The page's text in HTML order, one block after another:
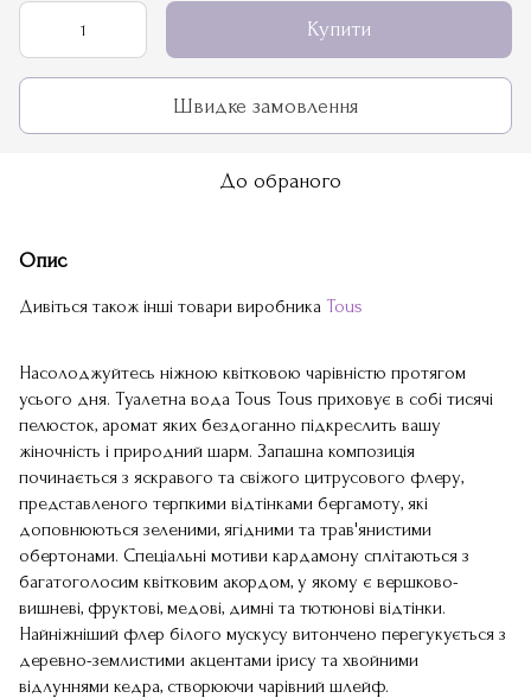
Купити
Швидке замовлення
До обраного
Опис
Дивіться також інші товари виробника Tous
Насолоджуйтесь ніжною квітковою чарівністю протягом
усього дня. Туалетна вода Tous Tous приховує в собі тисячі
пелюсток, аромат яких бездоганно підкреслить вашу
жіночність і природний шарм. Запашна композиція
починається з яскравого та свіжого цитрусового флеру,
представленого терпкими відтінками бергамоту, які
доповнюються зеленими, ягідними та трав'янистими
обертонами. Спеціальні мотиви кардамону сплітаються з
багатоголосим квітковим акордом, у якому є вершково-
вишневі, фруктові, медові, димні та тютюнові відтінки.
Найніжніший флер білого мускусу витончено перегукується з
деревно-землистими акцентами ірису та хвойними
відлуннями кедра, створюючи чарівний шлейф.